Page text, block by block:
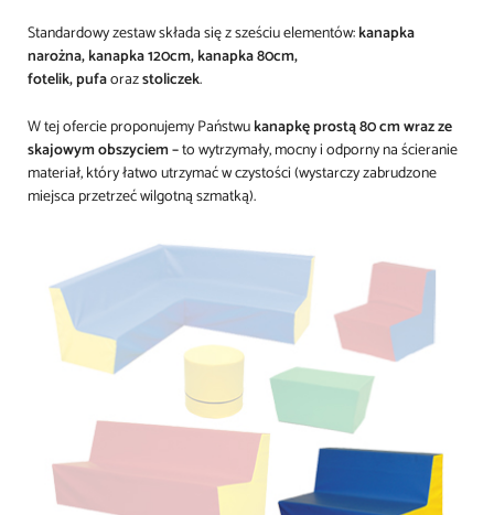
Standardowy zestaw składa się z sześciu elementów:kanapka
narożna,kanapka 120cm,kanapka 80cm,
fotelik,pufaorazstoliczek.
W tej ofercie proponujemy Państwukanapkę prostą 80 cm wraz ze
skajowym obszyciem –to wytrzymały, mocny i odporny na ścieranie
materiał, który łatwo utrzymać w czystości (wystarczy zabrudzone
miejsca przetrzeć wilgotną szmatką).